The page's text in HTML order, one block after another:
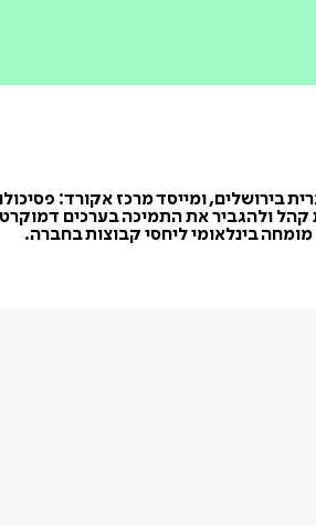
בירושלים, ומייסד מרכז אקורד:
ולהגביר את התמיכה בערכים